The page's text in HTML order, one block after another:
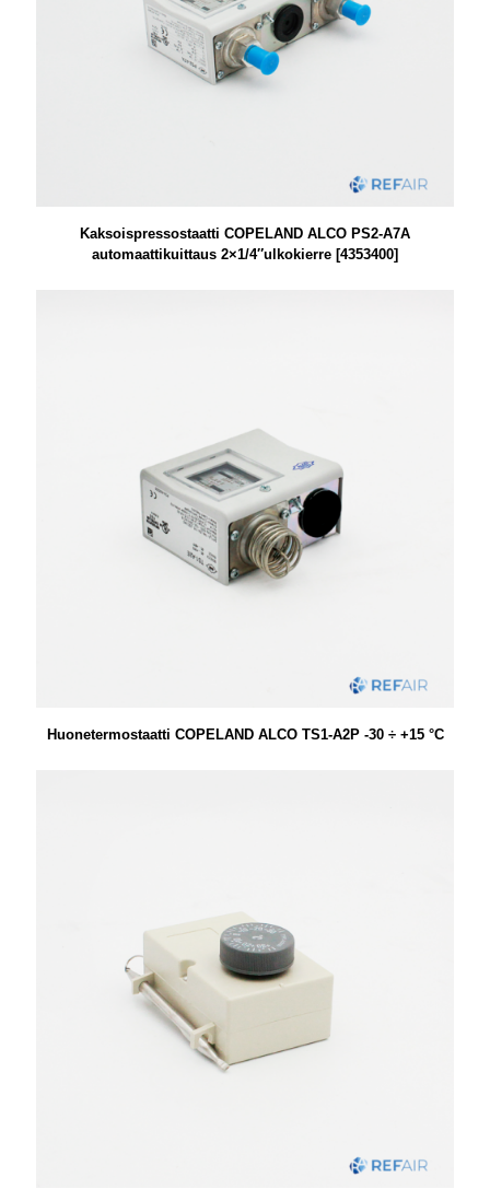
Kaksoispressostaatti COPELAND ALCO PS2-A7A
automaattikuittaus 2×1/4″ulkokierre [4353400]
Huonetermostaatti COPELAND ALCO TS1-A2P -30 ÷ +15 °C